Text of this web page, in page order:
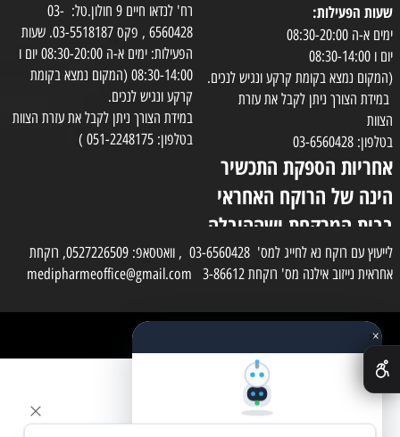
שעות הפעילות:
ימים א-ה 08:30-20:00
יום ו 08:30-14:00
(המקום נמצא בקומת קרקע ונגיש לנכים.
במידת הצורך ניתן לקבל את עזרת
הצוות
בטלפון: 03-6560428
אחריות הספקת התכשיר
הינה של הרוקח האחראי
בבית המרקחת ושההובלה
בפועל תעשה בעזרת
השליח
רח' לנדאו חיים 9 חולון.טל: 03-
6560428 , פקס 03-5518187. שעות
הפעילות: ימים א-ה 08:30-20:00 יום ו
08:30-14:00 (המקום נמצא בקומת
קרקע ונגיש לנכים.
במידת הצורך ניתן לקבל את עזרת הצוות
בטלפון: 051-2248175 )
לייעוץ עם רוקח נא לחייג למס' 03-6560428 , וואטסאפ: 0527226509, רוקחת
אחראית נייזוב אילנה מס' רוקחת 3-86612 medipharmeoffice@gmail.com
✕×